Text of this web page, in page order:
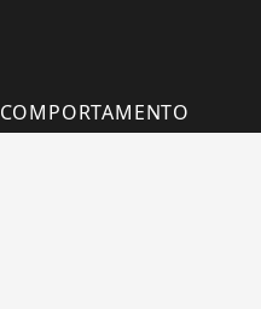
COMPORTAMENTO